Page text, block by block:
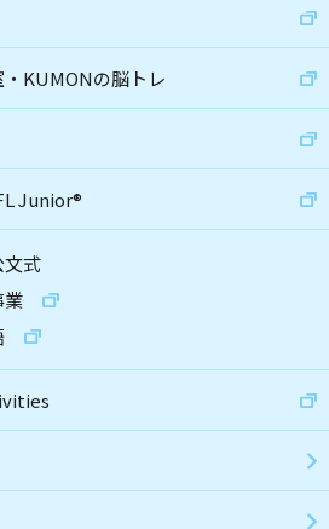
KUMONの脳トレ
Junior®
文式
業